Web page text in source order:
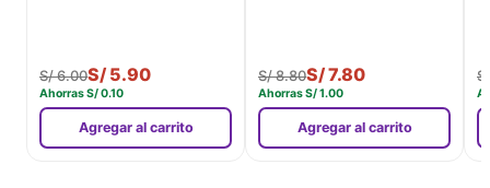
S/6.00S/ 5.90
AhorrasS/0.10
Agregar al carrito
S/8.80S/7.80
AhorrasS/1.00
Agregar al carrito
S/